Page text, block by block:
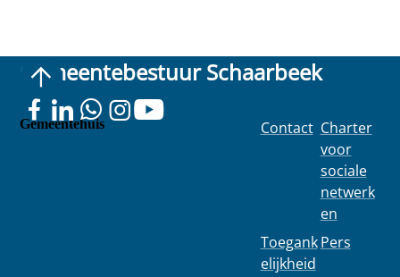
Gemeentebestuur Schaarbeek
Gemeentehuis Contact
Toegank
elijkheid
Charter
voor
sociale
netwerk
en
Pers